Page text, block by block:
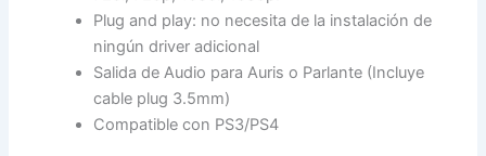
Plug and play: no necesita de la instalación de
ningún driver adicional
Salida de Audio para Auris o Parlante (Incluye
cable plug 3.5mm)
Compatible con PS3/PS4